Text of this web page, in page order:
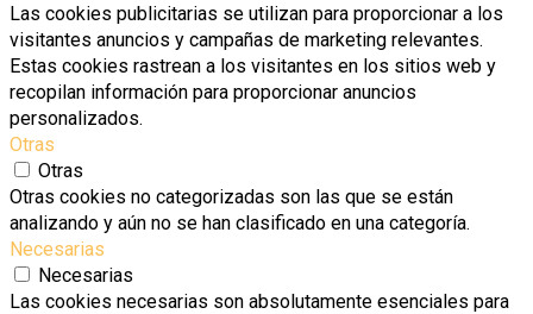
Las cookies publicitarias se utilizan para proporcionar a los
visitantes anuncios y campañas de marketing relevantes.
Estas cookies rastrean a los visitantes en los sitios web y
recopilan información para proporcionar anuncios
personalizados.
Otras
Otras
Otras cookies no categorizadas son las que se están
analizando y aún no se han clasificado en una categoría.
Necesarias
Necesarias
Las cookies necesarias son absolutamente esenciales para